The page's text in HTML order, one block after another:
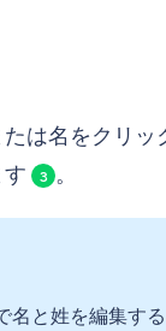
たは名をクリッ
3 。
名と姓を編集する